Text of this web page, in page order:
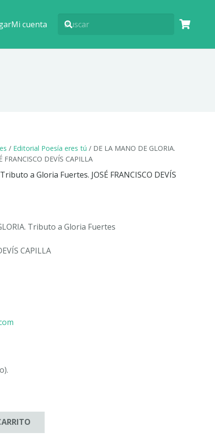
Mi cuenta
/ Editorial Poesía eres tú / DE LA MANO DE GLORIA.
DEVÍS CAPILLA
a Gloria Fuertes. JOSÉ FRANCISCO DEVÍS
Tributo a Gloria Fuertes
CAPILLA